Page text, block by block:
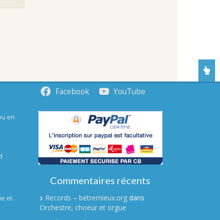
en
et
Facebook YouTube
Commentaires récents
Records – betremieux.org dans
Orchestre, choeur et orgue